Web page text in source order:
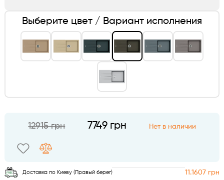
Viber
12915 грн 7749 грн Нет в наличии
Выберите цвет / Вариант исполнения
Доставка по Киеву (Правый берег) 11.1607 грн